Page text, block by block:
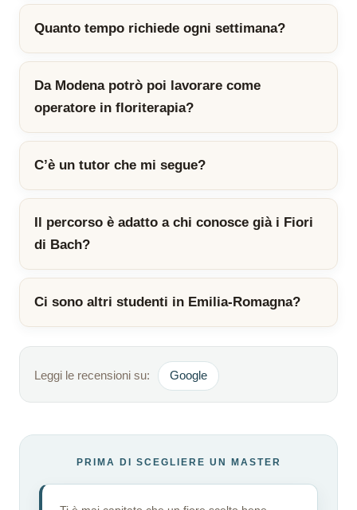
Quanto tempo richiede ogni settimana?
Da Modena potrò poi lavorare come
operatore in floriterapia?
C’è un tutor che mi segue?
Il percorso è adatto a chi conosce già i Fiori
di Bach?
Ci sono altri studenti in Emilia-Romagna?
Leggi le recensioni su: Google
PRIMA DI SCEGLIERE UN MASTER